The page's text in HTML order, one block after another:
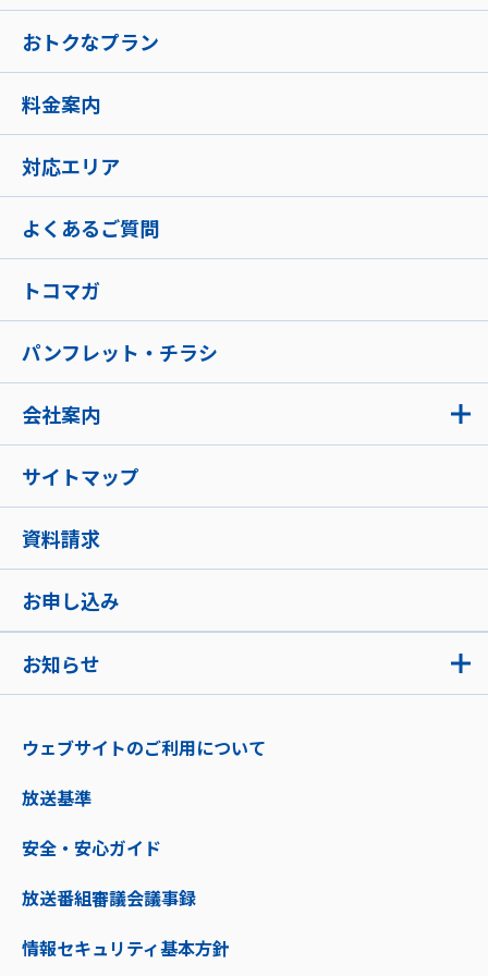
お知らせ
おトクなプラン
料金案内
対応エリア
よくあるご質問
トコマガ
パンフレット・チラシ
会社案内
サイトマップ
資料請求
お申し込み
ウェブサイトのご利用について
放送基準
安全・安心ガイド
放送番組審議会議事録
情報セキュリティ基本方針